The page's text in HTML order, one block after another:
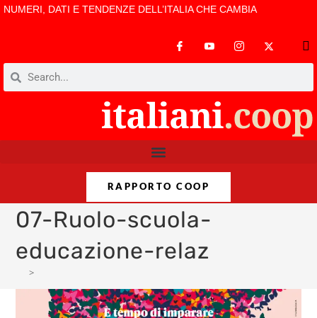
NUMERI, DATI E TENDENZE DELL’ITALIA CHE CAMBIA
RAPPORTO COOP
07-Ruolo-scuola-
educazione-relaz
>